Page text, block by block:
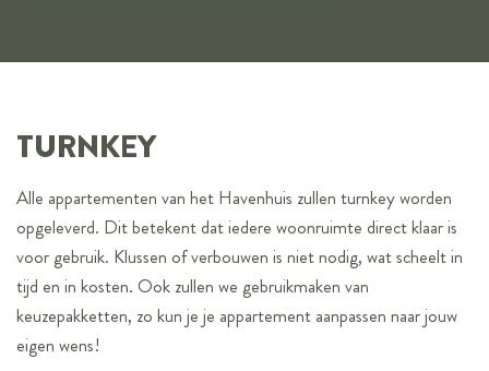
TURNKEY
Alle appartementen van het Havenhuis zullen turnkey worden
opgeleverd. Dit betekent dat iedere woonruimte direct klaar is
voor gebruik. Klussen of verbouwen is niet nodig, wat scheelt in
tijd en in kosten. Ook zullen we gebruikmaken van
keuzepakketten, zo kun je je appartement aanpassen naar jouw
eigen wens!